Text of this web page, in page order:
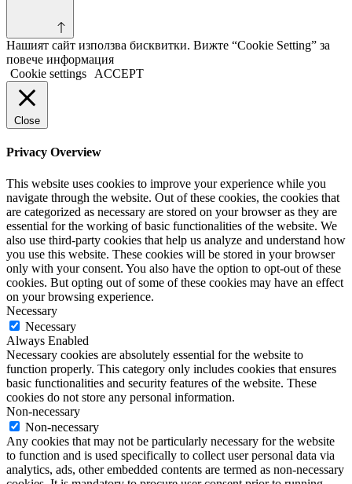
Нашият сайт използва бисквитки. Вижте “Cookie Setting” за
повече информация
Cookie settings
ACCEPT
Close
Privacy Overview
This website uses cookies to improve your experience while you
navigate through the website. Out of these cookies, the cookies that
are categorized as necessary are stored on your browser as they are
essential for the working of basic functionalities of the website. We
also use third-party cookies that help us analyze and understand how
you use this website. These cookies will be stored in your browser
only with your consent. You also have the option to opt-out of these
cookies. But opting out of some of these cookies may have an effect
on your browsing experience.
Necessary
Necessary
Always Enabled
Necessary cookies are absolutely essential for the website to
function properly. This category only includes cookies that ensures
basic functionalities and security features of the website. These
cookies do not store any personal information.
Non-necessary
Non-necessary
Any cookies that may not be particularly necessary for the website
to function and is used specifically to collect user personal data via
analytics, ads, other embedded contents are termed as non-necessary